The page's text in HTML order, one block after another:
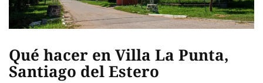
Qué hacer en Villa La Punta,
Santiago del Estero